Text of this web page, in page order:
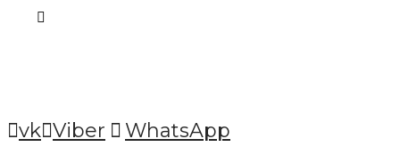
vk Viber WhatsApp